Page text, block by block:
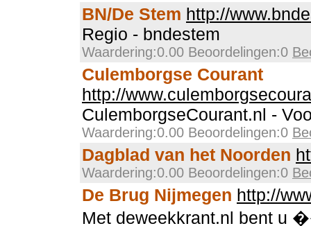
BN/De Stem http://
Regio - bndestem
Waardering:0.00 Beoordelingen:0
Culemborgse Courant
http://
CulemborgseCourant.nl -
Waardering:0.00 Beoordelingen:0
Dagblad van het Noorden
Waardering:0.00 Beoordelingen:0
De Brug Nijmegen http://
Met deweekkrant.nl bent u